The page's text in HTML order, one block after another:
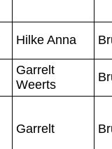
Hilke Anna
Garrelt
Weerts
Garrelt